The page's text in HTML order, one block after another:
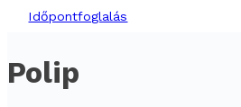
Időpontfoglalás
Polip